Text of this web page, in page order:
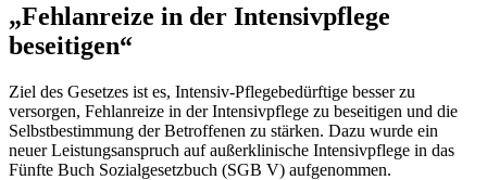
„Fehlanreize in der Intensivpflege
beseitigen“
Ziel des Gesetzes ist es, Intensiv-Pflegebedürftige besser zu
versorgen, Fehlanreize in der Intensivpflege zu beseitigen und die
Selbstbestimmung der Betroffenen zu stärken. Dazu wurde ein
neuer Leistungsanspruch auf außerklinische Intensivpflege in das
Fünfte Buch Sozialgesetzbuch (SGB V) aufgenommen.